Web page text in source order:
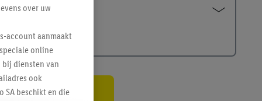
over uw
account aanmaakt
online
diensten van
ook
SA beschikt en die